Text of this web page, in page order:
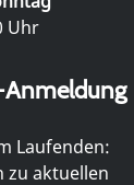
Uhr
Laufenden:
aktuellen